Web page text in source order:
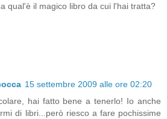
qual'è il magico libro da cui l'hai tratta?
15 settembre 2009 alle ore 02:20
hai fatto bene a tenerlo! Io anche
di libri...però riesco a fare pochissime